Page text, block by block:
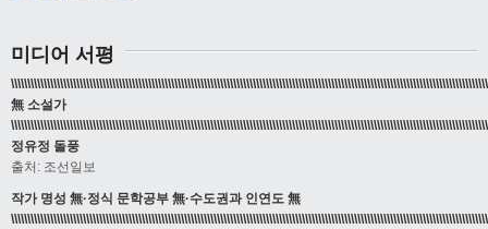
미디어 서평
無 소설가
정유정 돌풍
출처: 조선일보
작가 명성 無·정식 문학공부 無·수도권과 인연도 無